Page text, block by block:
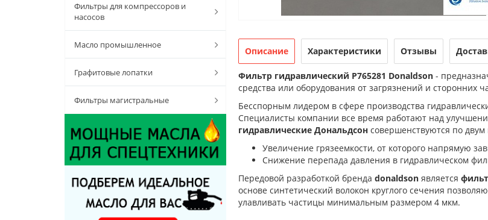
Фильтры для компрессоров и
насосов
Масло промышленное
Графитовые лопатки
Фильтры магистральные
Описание Характеристики Отзывы
Фильтр гидравлический P765281 Donaldson-
средства или оборудования от загрязнений и сторонних
Бесспорным лидером в сфере производства
Специалисты компании все время работают над
гидравлические Дональдсонсовершенствуются по
Увеличение грязеемкости, от которого напрямую
Снижение перепада давления в гидравлическом
Передовой разработкой бренда donaldsonявляется
основе синтетический волокон круглого сечения
улавливать частицы минимальным размером 4 мкм.